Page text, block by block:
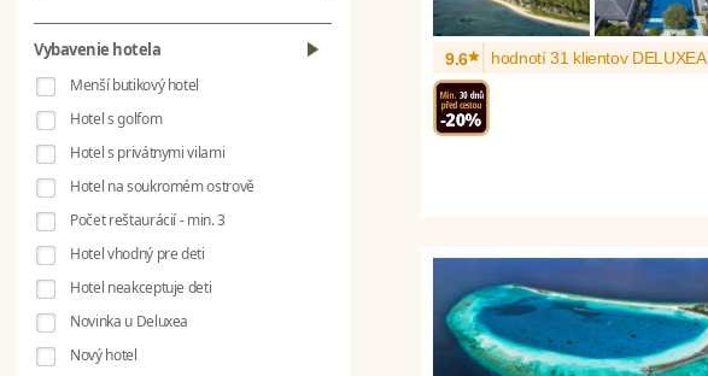
Vybavenie hotela
Menší butikový hotel
Hotel s golfom
Hotel s privátnymi vilami
Hotel na soukromém ostrově
Počet reštaurácií - min. 3
Hotel vhodný pre deti
Hotel neakceptuje deti
Novinka u Deluxea
Nový hotel
9.6* hodnotí 31 klientov DELUXEA